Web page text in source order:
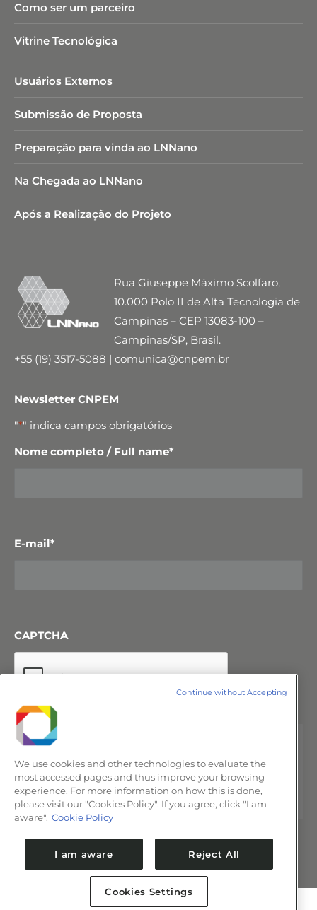
Como ser um parceiro
Vitrine Tecnológica
Usuários Externos
Submissão de Proposta
Preparação para vinda ao LNNano
Na Chegada ao LNNano
Após a Realização do Projeto
Rua Giuseppe Máximo Scolfaro,
10.000 Polo II de Alta Tecnologia de
Campinas – CEP 13083-100 –
Campinas/SP, Brasil.
+55 (19) 3517-5088 | comunica@cnpem.br
Newsletter CNPEM
"*" indica campos obrigatórios
Nome completo / Full name*
E-mail*
CAPTCHA
We use cookies and other technologies to evaluate the
most accessed pages and thus improve your browsing
experience. For more information on how this is done,
please visit our "Cookies Policy". If you agree, click "I am
aware". Cookie Policy
I am aware Reject All
Cookies Settings
Continue without Accepting